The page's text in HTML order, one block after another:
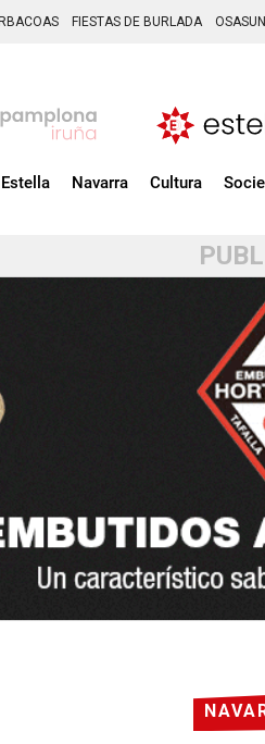
FIESTAS DE BURLADA
Navarra Cultura